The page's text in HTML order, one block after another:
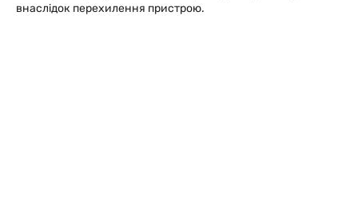
внаслідок перехилення пристрою.